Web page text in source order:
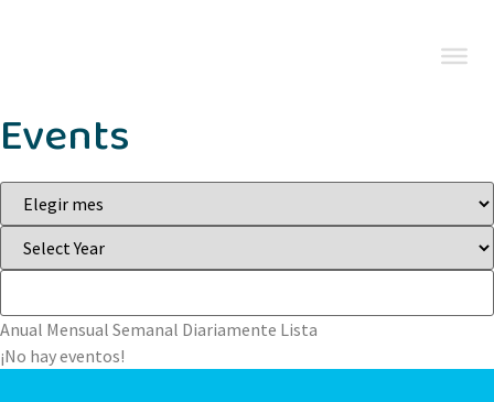
Events
Anual Mensual Semanal Diariamente Lista
¡No hay eventos!